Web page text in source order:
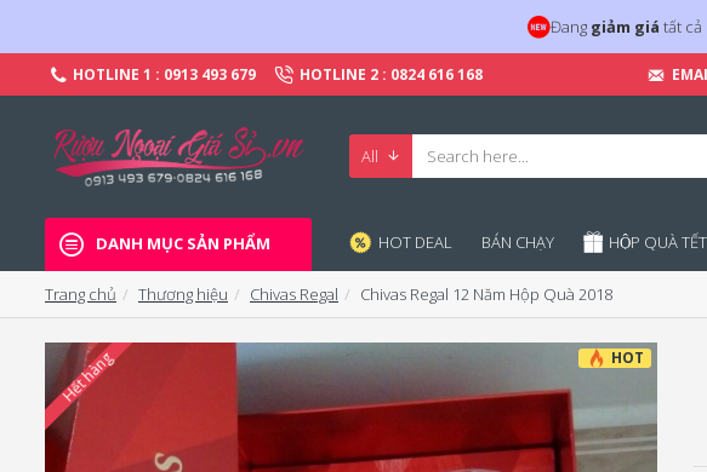
Đang giảm giá tất cả
HOTLINE 1 : 0913 493 679 HOTLINE 2 : 0824 616 168
All
DANH MỤC SẢN PHẨM HOT DEAL BÁN CHẠY HỘP QUÀ TẾT
Trang chủ Thương hiệu Chivas Regal Chivas Regal 12 Năm Hộp Quà 2018
HOT
Hết hàng